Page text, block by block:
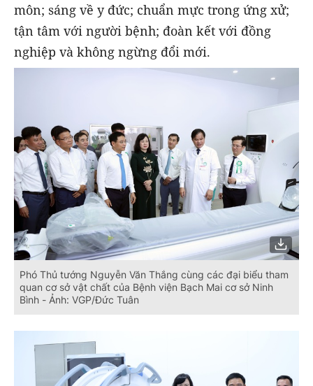
môn; sáng về y đức; chuẩn mực trong ứng xử;
tận tâm với người bệnh; đoàn kết với đồng
nghiệp và không ngừng đổi mới.
Phó Thủ tướng Nguyễn Văn Thắng cùng các đại biểu tham
quan cơ sở vật chất của Bệnh viện Bạch Mai cơ sở Ninh
Bình - Ảnh: VGP/Đức Tuân